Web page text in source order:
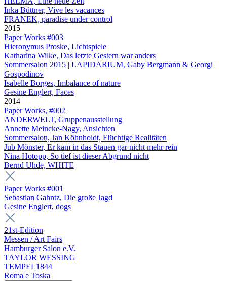
Inka Büttner, Vive les vacances
FRANEK, paradise under control
2015
Paper Works #003
Hieronymus Proske, Lichtspiele
Katharina Wilke, Das letzte Gestern war anders
Sommersalon 2015 | LAPIDARIUM, Gaby Bergmann & Georgi
Gospodinov
Isabelle Borges, Imbalance of nature
Gesine Englert, Faces
2014
Paper Works, #002
ANDERWELT, Gruppenausstellung
Annette Meincke-Nagy, Ansichten
Sommersalon, Jan Köhnholdt, Flüchtige Realitäten
Jub Mönster, Er kam in das Stauen gar nicht mehr rein
Nina Hotopp, So tief ist dieser Abgrund nicht
Bernd Uhde, WHITE
Paper Works #001
Sebastian Gahntz, Die große Jagd
Gesine Englert, dogs
21st-Edition
Messen / Art Fairs
Hamburger Salon e.V.
TAYLOR WESSING
TEMPEL1844
Roma e Toska